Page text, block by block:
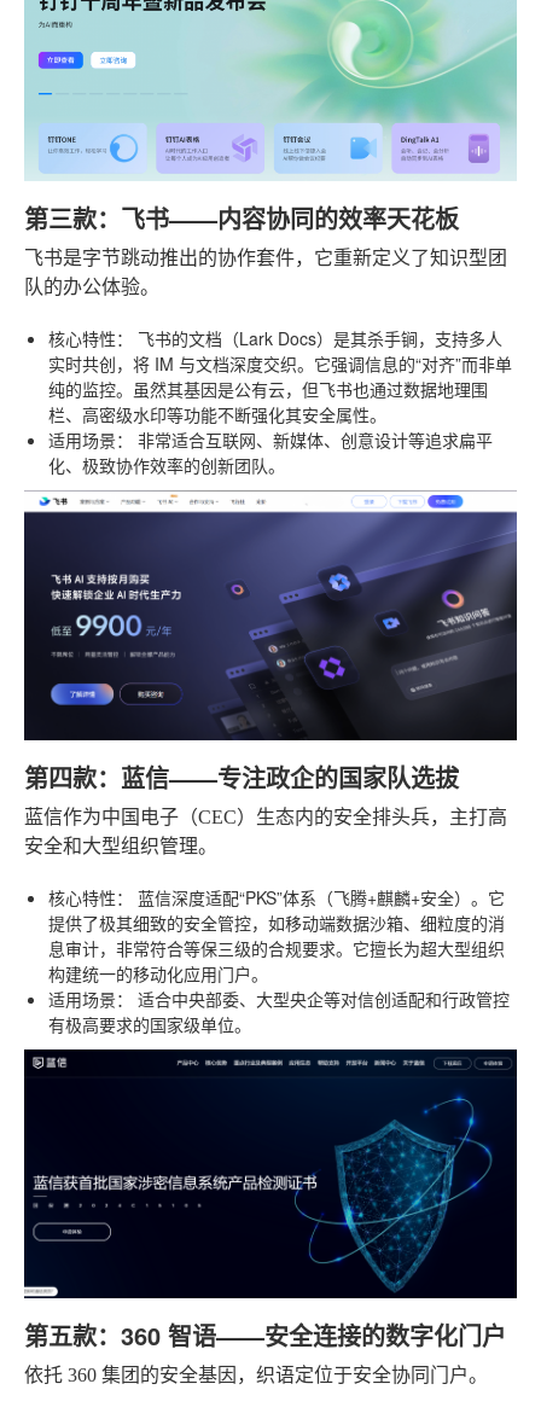
第三款：飞书——内容协同的效率天花板
飞书是字节跳动推出的协作套件，它重新定义了知识型团
队的办公体验。
核心特性：
飞书的文档（Lark Docs）是其杀手锏，支持多人
实时共创，将 IM 与文档深度交织。它强调信息的“对齐”而非单
纯的监控。虽然其基因是公有云，但飞书也通过数据地理围
栏、高密级水印等功能不断强化其安全属性。
适用场景：
非常适合互联网、新媒体、创意设计等追求扁平
化、极致协作效率的创新团队。
第四款：蓝信——专注政企的国家队选拔
蓝信作为中国电子（CEC）生态内的安全排头兵，主打高
安全和大型组织管理。
核心特性：
蓝信深度适配“PKS”体系（飞腾+麒麟+安全）。它
提供了极其细致的安全管控，如移动端数据沙箱、细粒度的消
息审计，非常符合等保三级的合规要求。它擅长为超大型组织
构建统一的移动化应用门户。
适用场景：
适合中央部委、大型央企等对信创适配和行政管控
有极高要求的国家级单位。
第五款：360 智语——安全连接的数字化门户
依托 360 集团的安全基因，织语定位于安全协同门户。